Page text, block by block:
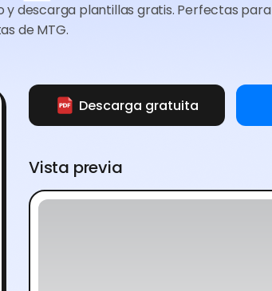
y descarga plantillas gratis. Perfectas para
de MTG.
Descarga gratuita
Vista previa